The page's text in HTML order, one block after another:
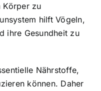
Körper zu
hilft Vögeln,
ihre Gesundheit zu
Nährstoffe,
können. Daher